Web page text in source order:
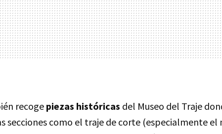
recoge piezas históricas del Museo del Traje
secciones como el traje de corte (especialmente el